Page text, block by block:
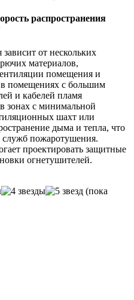
распространения
от нескольких
материалов,
помещения и
помещениях с большим
и кабелей пламя
зонах с минимальной
шахт или
дыма и тепла, что
служб пожаротушения.
проектировать защитные
огнетушителей.
(пока